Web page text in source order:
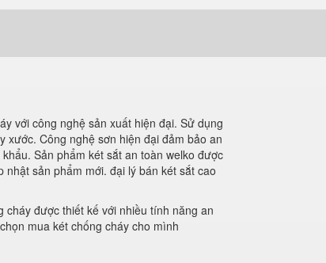
với công nghệ sản xuất hiện đại. Sử dụng
xước. Công nghệ sơn hiện đại đảm bảo an
Sản phẩm két sắt an toàn welko được
sản phẩm mới. đại lý bán két sắt cao
được thiết kế với nhiều tính năng an
mua két chống cháy cho mình